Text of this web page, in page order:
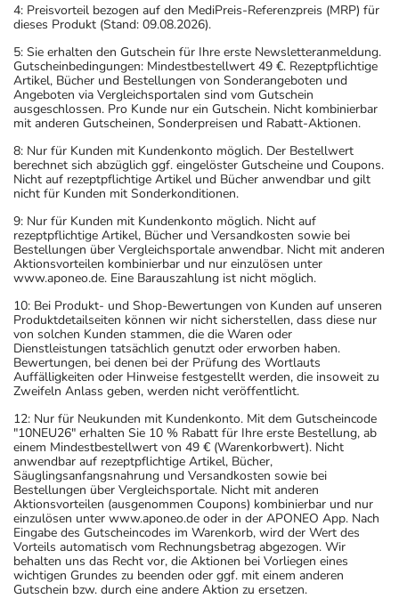
4: Preisvorteil bezogen auf den MediPreis-Referenzpreis (MRP) für
dieses Produkt (Stand: 09.08.2026).
5: Sie erhalten den Gutschein für Ihre erste Newsletteranmeldung.
Gutscheinbedingungen: Mindestbestellwert 49 €. Rezeptpflichtige
Artikel, Bücher und Bestellungen von Sonderangeboten und
Angeboten via Vergleichsportalen sind vom Gutschein
ausgeschlossen. Pro Kunde nur ein Gutschein. Nicht kombinierbar
mit anderen Gutscheinen, Sonderpreisen und Rabatt-Aktionen.
8: Nur für Kunden mit Kundenkonto möglich. Der Bestellwert
berechnet sich abzüglich ggf. eingelöster Gutscheine und Coupons.
Nicht auf rezeptpflichtige Artikel und Bücher anwendbar und gilt
nicht für Kunden mit Sonderkonditionen.
9: Nur für Kunden mit Kundenkonto möglich. Nicht auf
rezeptpflichtige Artikel, Bücher und Versandkosten sowie bei
Bestellungen über Vergleichsportale anwendbar. Nicht mit anderen
Aktionsvorteilen kombinierbar und nur einzulösen unter
www.aponeo.de. Eine Barauszahlung ist nicht möglich.
10: Bei Produkt- und Shop-Bewertungen von Kunden auf unseren
Produktdetailseiten können wir nicht sicherstellen, dass diese nur
von solchen Kunden stammen, die die Waren oder
Dienstleistungen tatsächlich genutzt oder erworben haben.
Bewertungen, bei denen bei der Prüfung des Wortlauts
Auffälligkeiten oder Hinweise festgestellt werden, die insoweit zu
Zweifeln Anlass geben, werden nicht veröffentlicht.
12: Nur für Neukunden mit Kundenkonto. Mit dem Gutscheincode
"10NEU26" erhalten Sie 10 % Rabatt für Ihre erste Bestellung, ab
einem Mindestbestellwert von 49 € (Warenkorbwert). Nicht
anwendbar auf rezeptpflichtige Artikel, Bücher,
Säuglingsanfangsnahrung und Versandkosten sowie bei
Bestellungen über Vergleichsportale. Nicht mit anderen
Aktionsvorteilen (ausgenommen Coupons) kombinierbar und nur
einzulösen unter www.aponeo.de oder in der APONEO App. Nach
Eingabe des Gutscheincodes im Warenkorb, wird der Wert des
Vorteils automatisch vom Rechnungsbetrag abgezogen. Wir
behalten uns das Recht vor, die Aktionen bei Vorliegen eines
wichtigen Grundes zu beenden oder ggf. mit einem anderen
Gutschein bzw. durch eine andere Aktion zu ersetzen.